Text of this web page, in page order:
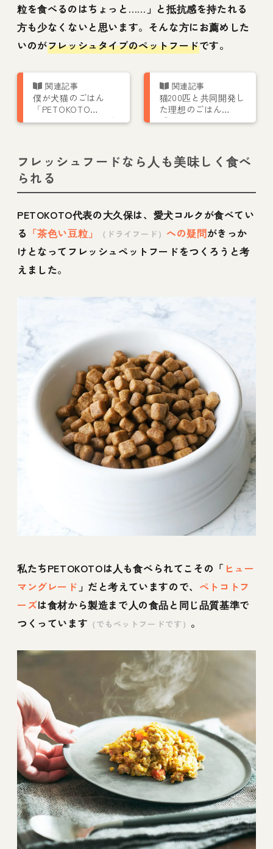
粒を食べるのはちょっと……」と抵抗感を持たれる
方も少なくないと思います。そんな方にお薦めした
いのがフレッシュタイプのペットフードです。
僕が犬猫のごはん
「PETOKOTO
FOODS」をつくった
豆粒」
猫200匹と共同開発し
た理想のごはん
「PETOKOTO
フレッシュフードなら人も美味しく食べ
られる
PETOKOTO代表の大久保は、愛犬コルクが食べてい
る 「茶色い豆粒」 （ドライフード） への疑問がきっか
けとなってフレッシュペットフードをつくろうと考
えました。
私たちPETOKOTOは人も食べられてこその「 ヒュー
マングレード 」だと考えていますので、 ペトコトフ
ーズは食材から製造まで人の食品と同じ品質基準で
つくっています （でもペットフードです） 。